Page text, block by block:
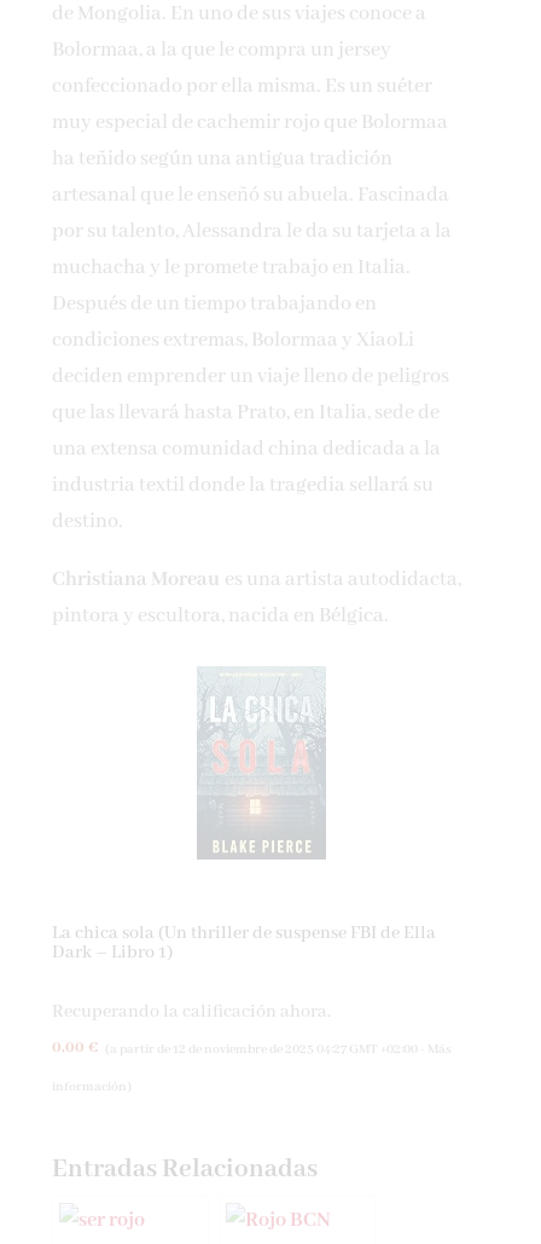
de Mongolia. En uno de sus viajes conoce a
Bolormaa, a la que le compra un jersey
confeccionado por ella misma. Es un suéter
muy especial de cachemir rojo que Bolormaa
ha teñido según una antigua tradición
artesanal que le enseñó su abuela. Fascinada
por su talento, Alessandra le da su tarjeta a la
muchacha y le promete trabajo en Italia.
Después de un tiempo trabajando en
condiciones extremas, Bolormaa y XiaoLi
deciden emprender un viaje lleno de peligros
que las llevará hasta Prato, en Italia, sede de
una extensa comunidad china dedicada a la
industria textil donde la tragedia sellará su
destino.
Christiana Moreau es una artista autodidacta,
pintora y escultora, nacida en Bélgica.
La chica sola (Un thriller de suspense FBI de Ella
Dark – Libro 1)
Recuperando la calificación ahora.
0,00 € (a partir de 12 de noviembre de 2025 04:27 GMT +02:00 - Más
información )
Entradas Relacionadas